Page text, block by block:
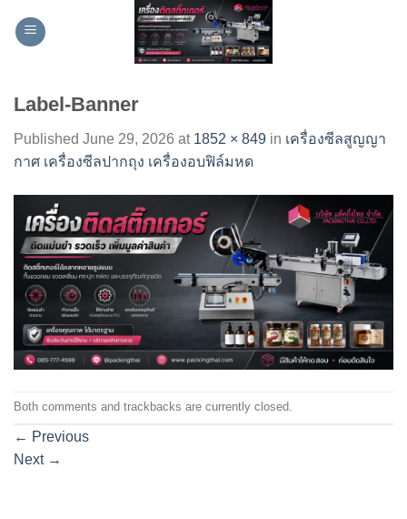
Label-Banner
Published June 29, 2026 at 1852 × 849 in เครื่องซีลสูญญา
กาศ เครื่องซีลปากถุง เครื่องอบฟิล์มหด
Both comments and trackbacks are currently closed.
← Previous
Next →